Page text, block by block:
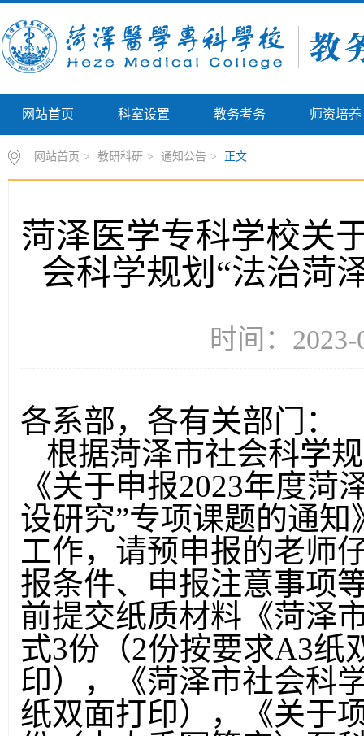
网站首页 科室设置 教务考务 师资培养
网站首页 > 教研科研 > 通知公告 > 正文
菏泽医学专科学校关
会科学规划“法治菏
时间：
各系部，各有关部门：
根据菏泽市社会科学
《关于申报2023年度菏
设研究”专项课题的通
工作，请预申报的老师
报条件、申报注意事项
前提交纸质材料《菏泽
式3份（2份按要求A3纸
印），《菏泽市社会科
纸双面打印），《关于